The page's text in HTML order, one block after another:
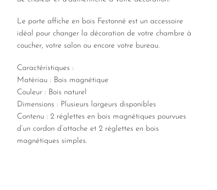
Le porte affiche en bois Festonné est un accessoire
idéal pour changer la décoration de votre chambre à
coucher, votre salon ou encore votre bureau.
Caractéristiques :
Matériau : Bois magnétique
Couleur : Bois naturel
Dimensions : Plusieurs largeurs disponibles
Contenu : 2 réglettes en bois magnétiques pourvues
d’un cordon d’attache et 2 réglettes en bois
magnétiques simples.